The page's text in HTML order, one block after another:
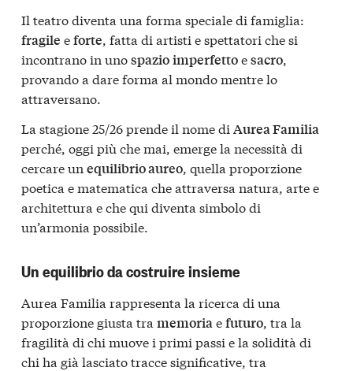
Il teatro diventa una forma speciale di famiglia:
fragile eforte, fatta di artisti e spettatori che si
incontrano in unospazioimperfettoesacro,
provando a dare forma al mondo mentre lo
attraversano.
La stagione 25/26 prende il nome di Aurea Familia
perché, oggi più che mai, emerge la necessità di
cercare un equilibrio aureo, quella proporzione
poetica e matematica che attraversa natura, arte e
architettura e che qui diventa simbolo di
un’armonia possibile.
Un equilibrio da costruire insieme
Aurea Familia rappresenta la ricerca di una
proporzione giusta tra memoriaefuturo, tra la
fragilità di chi muove i primi passi e la solidità di
chi ha già lasciato tracce significative, tra